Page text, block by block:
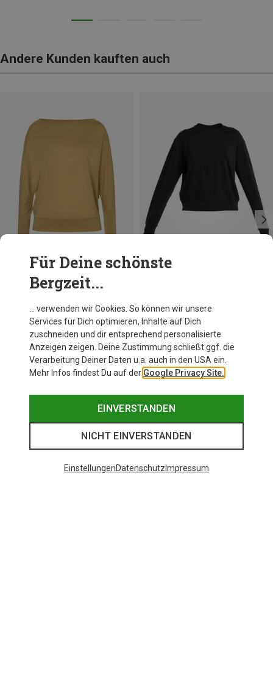
Andere Kunden kauften auch
Du sparst 38%
Für Deine schönste
Bergzeit...
… verwenden wir Cookies. So können wir unsere
Services für Dich optimieren, Inhalte auf Dich
zuschneiden und dir entsprechend personalisierte
Anzeigen zeigen. Deine Zustimmung schließt ggf. die
Verarbeitung Deiner Daten u.a. auch in den USA ein.
Mehr Infos findest Du auf der Google Privacy Site.
EINVERSTANDEN
NICHT EINVERSTANDEN
EinstellungenDatenschutz Impressum